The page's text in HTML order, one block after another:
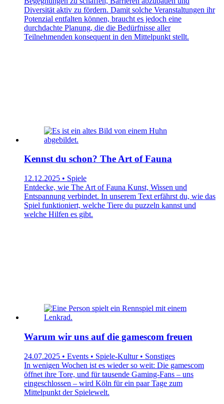
Diversität aktiv zu fördern. Damit solche Veranstaltungen ihr
Potenzial entfalten können, braucht es jedoch eine
durchdachte Planung, die die Bedürfnisse aller
Teilnehmenden konsequent in den Mittelpunkt stellt.
Kennst du schon? The Art of Fauna
12.12.2025 • Spiele
Entdecke, wie The Art of Fauna Kunst, Wissen und
Entspannung verbindet. In unserem Text erfährst du, wie das
Spiel funktioniert, welche Tiere du puzzeln kannst und
welche Hilfen es gibt.
Warum wir uns auf die gamescom freuen
24.07.2025 • Events • Spiele-Kultur • Sonstiges
In wenigen Wochen ist es wieder so weit: Die gamescom
öffnet ihre Tore, und für tausende Gaming-Fans – uns
eingeschlossen – wird Köln für ein paar Tage zum
Mittelpunkt der Spielewelt.